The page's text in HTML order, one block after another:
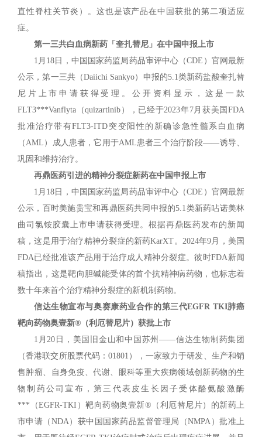
直性脊柱关节炎）。这也是该产品在中国获批的第二项适应
症。
第一三共白血病新药「奎扎替尼」在中国申报上市
1月18日，中国国家药监局药品审评中心（CDE）官网最新
公示，第一三共（Daiichi Sankyo）申报的5.1类新药盐酸奎扎替
尼片上市申请获得受理。公开资料显示，这是一款
FLT3***Vanflyta（quizartinib），已经于2023年7月获美国FDA
批准治疗带有FLT3-ITD突变阳性的新确诊急性髓系白血病
（AML）成人患者，它用于AML患者三个治疗阶段——诱导、
巩固和维持治疗。
再鼎医药引进的精神分裂症新药在中国申报上市
1月18日，中国国家药监局药品审评中心（CDE）官网最新
公示，百时美施贵宝和再鼎医药共同申报的5.1类新药呫诺美林
曲司氯铵胶囊上市申请获得受理。根据再鼎医药发布的新闻
稿，这是用于治疗精神分裂症的新药KarXT。2024年9月，美国
FDA已经批准该产品用于治疗成人精神分裂症。彼时FDA新闻
稿指出，这是靶向胆碱能受体的首个抗精神病药物，也标志着
数十年来首个治疗精神分裂症的新机制药物。
信达生物宣布与奥赛康药业合作的第三代EGFR TKI肺癌
靶向药物奥壹新®（利厄替尼片）获批上市
1月20日，美国旧金山和中国苏州——信达生物制药集团
（香港联交所股票代码：01801），一家致力于研发、生产和销
售肿瘤、自身免疫、代谢、眼科等重大疾病领域创新药物的生
物制药公司宣布，第三代表皮生长因子受体酪氨酸激酶
***（EGFR-TKI）靶向药物奥壹新®（利厄替尼片）的新药上
市申请（NDA）获中国国家药品监督管理局（NMPA）批准上